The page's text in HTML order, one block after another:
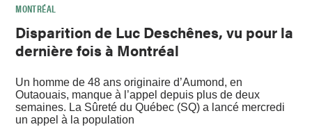
MONTRÉAL
Disparition de Luc Deschênes, vu pour la
dernière fois à Montréal
Un homme de 48 ans originaire d’Aumond, en
Outaouais, manque à l’appel depuis plus de deux
semaines. La Sûreté du Québec (SQ) a lancé mercredi
un appel à la population